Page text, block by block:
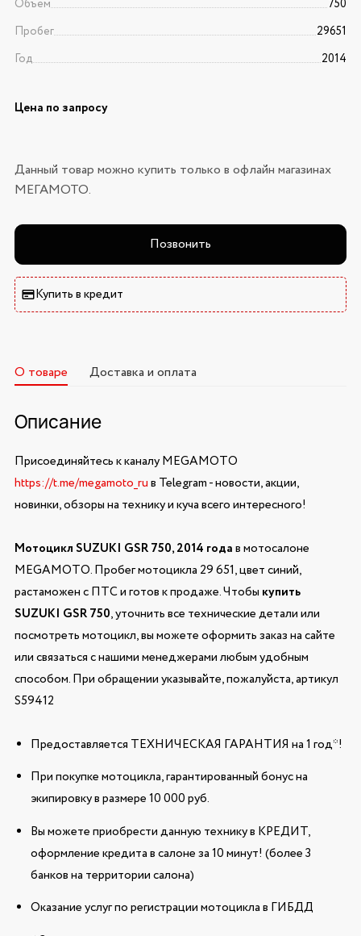
Объем
750
Пробег
29651
Год
2014
Цена по запросу
Данный товар можно купить только в офлайн магазинах
МЕГАМОТО.
Позвонить
Купить в кредит
О товаре Доставка и оплата
Описание
Присоединяйтесь к каналу MEGAMOTO
https://t.me/megamoto_ruв Telegram - новости, акции,
новинки, обзоры на технику и куча всего интересного!
Мотоцикл SUZUKI GSR 750, 2014 годав мотосалоне
MEGAMOTO. Пробег мотоцикла 29 651, цвет синий,
растаможен с ПТС и готов к продаже. Чтобы купить
SUZUKI GSR 750, уточнить все технические детали или
посмотреть мотоцикл, вы можете оформить заказ на сайте
или связаться с нашими менеджерами любым удобным
способом. При обращении указывайте, пожалуйста, артикул
S59412
Предоставляется ТЕХНИЧЕСКАЯ ГАРАНТИЯ на 1 год*!
При покупке мотоцикла, гарантированный бонус на
экипировку в размере 10 000 руб.
Вы можете приобрести данную технику в КРЕДИТ,
оформление кредита в салоне за 10 минут! (более 3
банков на территории салона)
Оказание услуг по регистрации мотоцикла в ГИБДД